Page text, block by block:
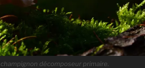
décomposeur primaire.